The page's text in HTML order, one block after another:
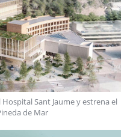
Sant Jaume y estrena el
de Mar